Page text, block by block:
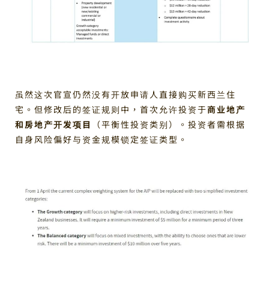
虽然这次官宣仍然没有开放申请人直接购买新西兰住
宅。但修改后的签证规则中，首次允许投资于商业地产
和房地产开发项目
（平衡性投资类别）。投资者需根据
自身风险偏好与资金规模锁定签证类型。